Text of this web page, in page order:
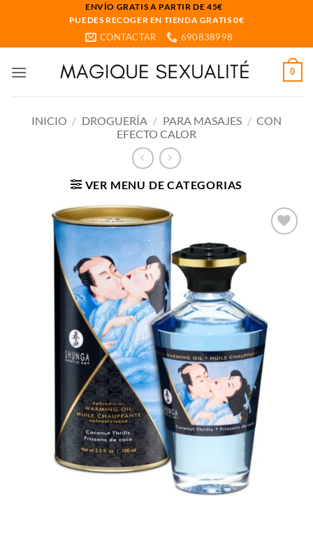
ENVÍO GRATIS A PARTIR DE 45€
PUEDES RECOGER EN TIENDA GRATIS 0€
CONTACTAR 690838998
0
INICIO / DROGUERÍA / PARA MASAJES / CON
EFECTO CALOR
VER MENU DE CATEGORIAS